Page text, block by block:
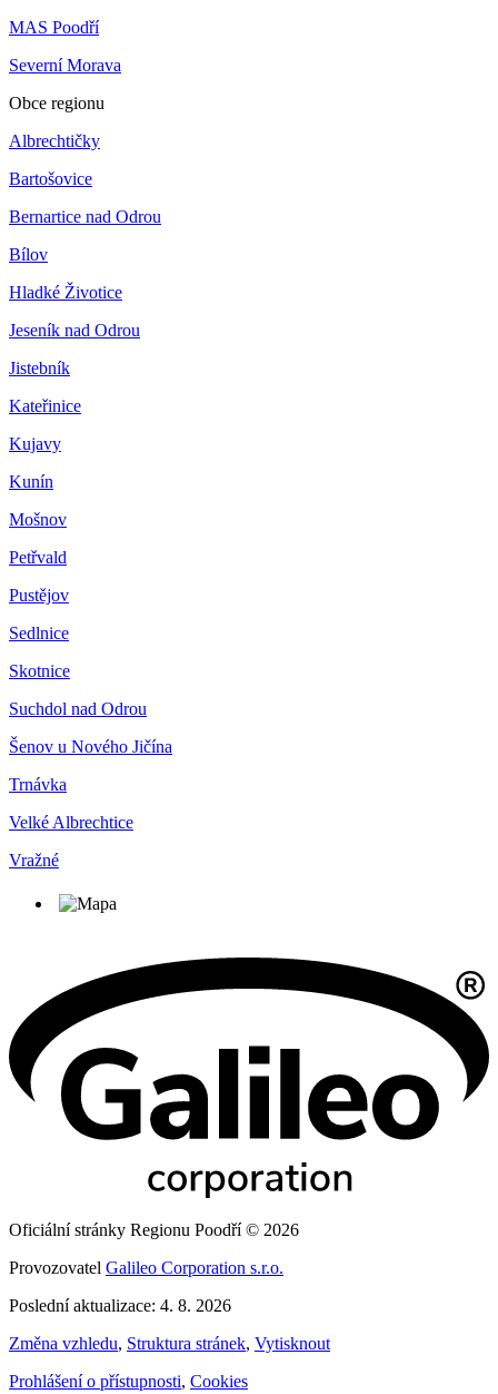
MAS Poodří
Severní Morava
Obce regionu
Albrechtičky
Bartošovice
Bernartice nad Odrou
Bílov
Hladké Životice
Jeseník nad Odrou
Jistebník
Kateřinice
Kujavy
Kunín
Mošnov
Petřvald
Pustějov
Sedlnice
Skotnice
Suchdol nad Odrou
Šenov u Nového Jičína
Trnávka
Velké Albrechtice
Vražné
Oficiální stránky Regionu Poodří © 2026
Provozovatel Galileo Corporation s.r.o.
Poslední aktualizace: 4. 8. 2026
Změna vzhledu, Struktura stránek, Vytisknout
Prohlášení o přístupnosti, Cookies